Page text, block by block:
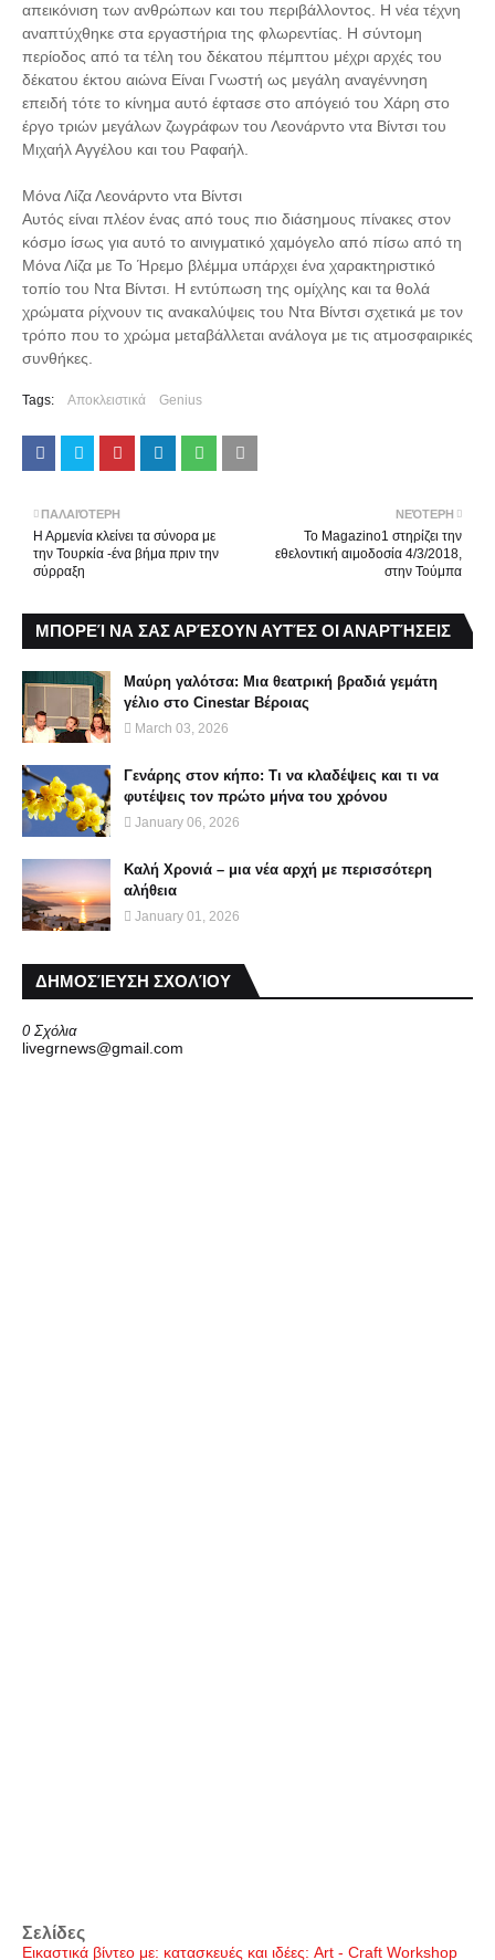
απεικόνιση των ανθρώπων και του περιβάλλοντος. Η νέα τέχνη
αναπτύχθηκε στα εργαστήρια της φλωρεντίας. Η σύντομη
περίοδος από τα τέλη του δέκατου πέμπτου μέχρι αρχές του
δέκατου έκτου αιώνα Είναι Γνωστή ως μεγάλη αναγέννηση
επειδή τότε το κίνημα αυτό έφτασε στο απόγειό του Χάρη στο
έργο τριών μεγάλων ζωγράφων του Λεονάρντο ντα Βίντσι του
Μιχαήλ Αγγέλου και του Ραφαήλ.
Μόνα Λίζα Λεονάρντο ντα Βίντσι
Αυτός είναι πλέον ένας από τους πιο διάσημους πίνακες στον
κόσμο ίσως για αυτό το αινιγματικό χαμόγελο από πίσω από τη
Μόνα Λίζα με Το Ήρεμο βλέμμα υπάρχει ένα χαρακτηριστικό
τοπίο του Ντα Βίντσι. Η εντύπωση της ομίχλης και τα θολά
χρώματα ρίχνουν τις ανακαλύψεις του Ντα Βίντσι σχετικά με τον
τρόπο που το χρώμα μεταβάλλεται ανάλογα με τις ατμοσφαιρικές
συνθήκες.
Tags: Αποκλειστικά Genius
ΝΕΌΤΕΡΗ
Το Magazino1 στηρίζει την
εθελοντική αιμοδοσία 4/3/2018,
στην Τούμπα
ΠΑΛΑΙΌΤΕΡΗ
Η Αρμενία κλείνει τα σύνορα με
την Τουρκία -ένα βήμα πριν την
σύρραξη
ΜΠΟΡΕΊ ΝΑ ΣΑΣ ΑΡΈΣΟΥΝ ΑΥΤΈΣ ΟΙ ΑΝΑΡΤΉΣΕΙΣ
Μαύρη γαλότσα: Μια θεατρική βραδιά γεμάτη
γέλιο στο Cinestar Βέροιας
March 03, 2026
Γενάρης στον κήπο: Τι να κλαδέψεις και τι να
φυτέψεις τον πρώτο μήνα του χρόνου
January 06, 2026
Καλή Χρονιά – μια νέα αρχή με περισσότερη
αλήθεια
January 01, 2026
ΔΗΜΟΣΊΕΥΣΗ ΣΧΟΛΊΟΥ
0 Σχόλια
livegrnews@gmail.com
Σελίδες
Εικαστικά βίντεο με: κατασκευές και ιδέες: Art - Craft Workshop